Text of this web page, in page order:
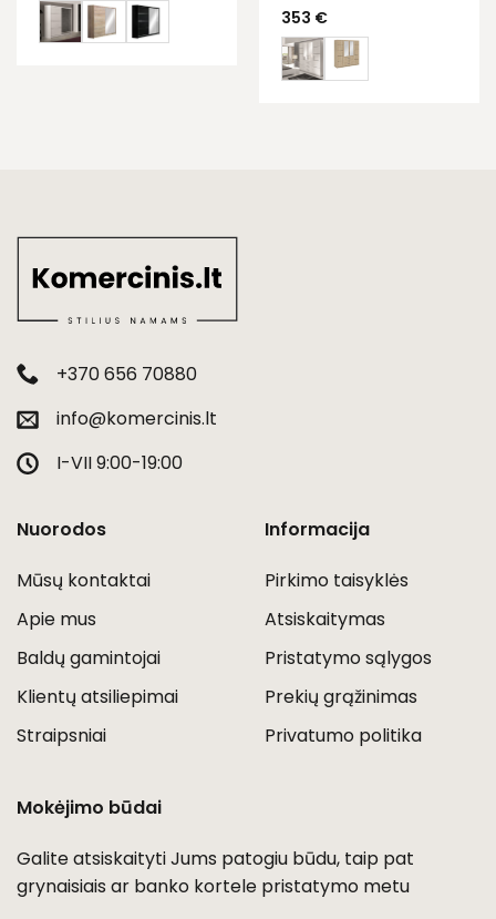
353 €
+370 656 70880
info@komercinis.lt
I-VII 9:00-19:00
Nuorodos
Mūsų kontaktai
Apie mus
Baldų gamintojai
Klientų atsiliepimai
Straipsniai
Informacija
Pirkimo taisyklės
Atsiskaitymas
Pristatymo sąlygos
Prekių grąžinimas
Privatumo politika
Mokėjimo būdai
Galite atsiskaityti Jums patogiu būdu, taip pat
grynaisiais ar banko kortele pristatymo metu